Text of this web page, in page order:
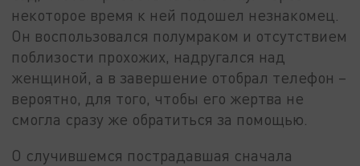
некоторое время к ней подошел незнакомец.
Он воспользовался полумраком и отсутствием
поблизости прохожих, надругался над
женщиной, а в завершение отобрал телефон –
вероятно, для того, чтобы его жертва не
смогла сразу же обратиться за помощью.
О случившемся пострадавшая сначала